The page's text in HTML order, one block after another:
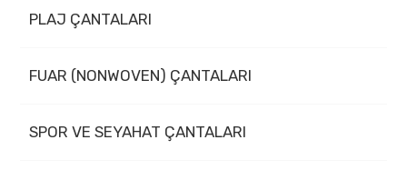
PLAJ ÇANTALARI
FUAR (NONWOVEN) ÇANTALARI
SPOR VE SEYAHAT ÇANTALARI